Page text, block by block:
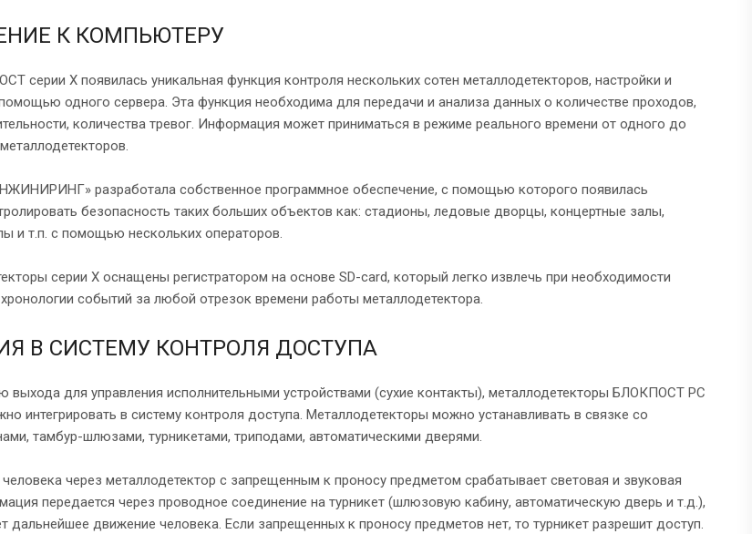
К КОМПЬЮТЕРУ
серии X появилась уникальная функция контроля нескольких сотен металлодетекторов, настройки и
одного сервера. Эта функция необходима для передачи и анализа данных о количестве проходов,
количества тревог. Информация может приниматься в режиме реального времени от одного до
разработала собственное программное обеспечение, с помощью которого появилась
безопасность таких больших объектов как: стадионы, ледовые дворцы, концертные залы,
и т.п. с помощью нескольких операторов.
серии X оснащены регистратором на основе SD-card, который легко извлечь при необходимости
событий за любой отрезок времени работы металлодетектора.
В СИСТЕМУ КОНТРОЛЯ ДОСТУПА
выхода для управления исполнительными устройствами (сухие контакты), металлодетекторы БЛОКПОСТ РС
интегрировать в систему контроля доступа. Металлодетекторы можно устанавливать в связке со
тамбур-шлюзами, турникетами, триподами, автоматическими дверями.
через металлодетектор с запрещенным к проносу предметом срабатывает световая и звуковая
передается через проводное соединение на турникет (шлюзовую кабину, автоматическую дверь и т.д.),
дальнейшее движение человека. Если запрещенных к проносу предметов нет, то турникет разрешит доступ.